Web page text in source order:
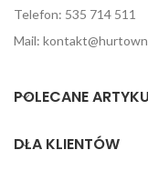
Telefon: 535 714 511
Mail:
POLECANE
DLA KLIENTÓW